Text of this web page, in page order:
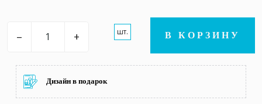
– + шт. В КОРЗИНУ
Дизайн в подарок